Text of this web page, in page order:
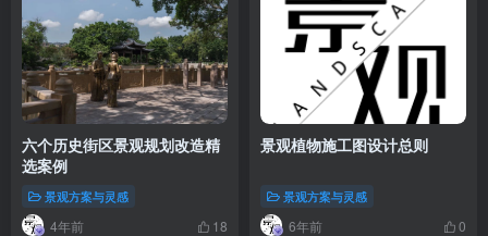
六个历史街区景观规划改造精
选案例
景观方案与灵感
4年前 18
景观植物施工图设计总则
景观方案与灵感
6年前 0